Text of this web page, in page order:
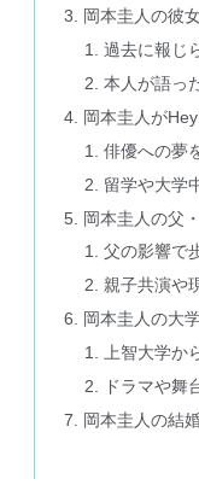
岡本圭人の彼
過去に報じ
本人が語っ
岡本圭人が
俳優への夢
留学や大学
岡本圭人の父
父の影響で
親子共演や
岡本圭人の大
上智大学か
ドラマや舞
岡本圭人の結